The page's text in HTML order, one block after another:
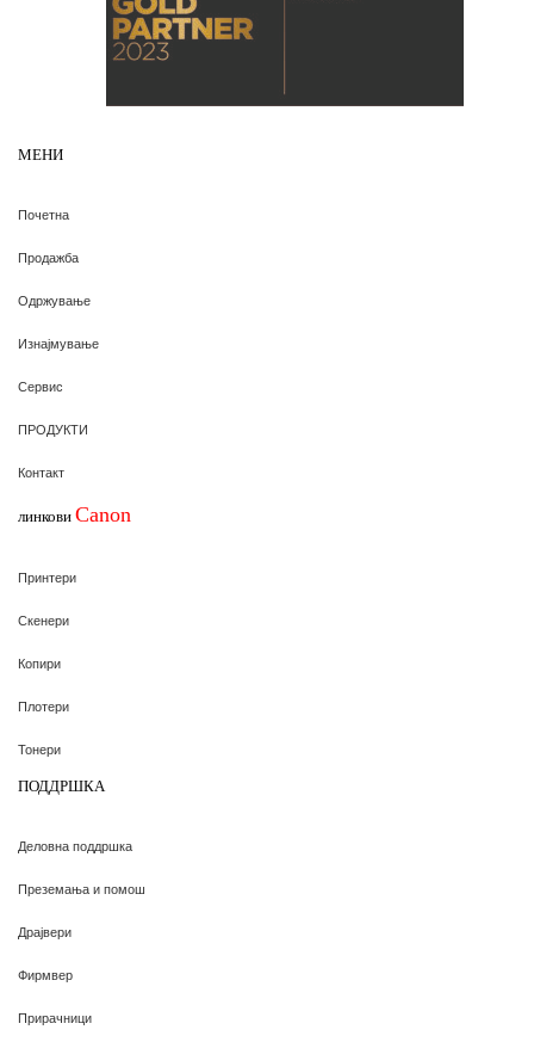
МЕНИ
Почетна
Продажба
Одржување
Изнајмување
Сервис
ПРОДУКТИ
Контакт
линкови Canon
Принтери
Скенери
Копири
Плотери
Тонери
ПОДДРШКА
Деловна поддршка
Преземања и помош
Драјвери
Фирмвер
Прирачници